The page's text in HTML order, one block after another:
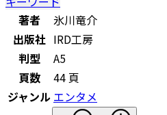
著者
氷川竜介
出版社 IRD工房
判型
A5
頁数
44 頁
ジャンル エンタメ